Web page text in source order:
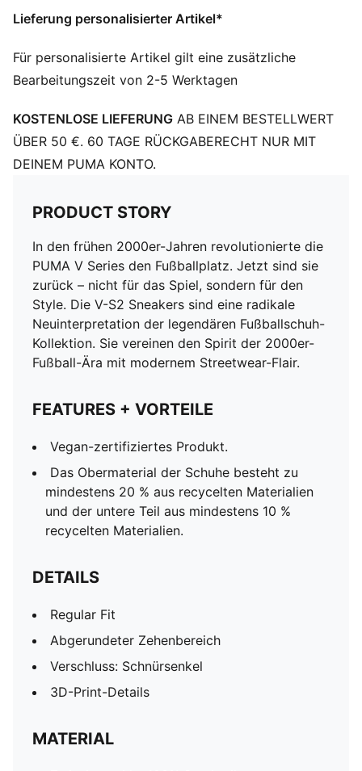
Lieferung personalisierter Artikel*
Für personalisierte Artikel gilt eine zusätzliche
Bearbeitungszeit von 2-5 Werktagen
KOSTENLOSE LIEFERUNG AB EINEM BESTELLWERT
ÜBER 50 €. 60 TAGE RÜCKGABERECHT NUR MIT
DEINEM PUMA KONTO.
PRODUCT STORY
In den frühen 2000er-Jahren revolutionierte die
PUMA V Series den Fußballplatz. Jetzt sind sie
zurück – nicht für das Spiel, sondern für den
Style. Die V-S2 Sneakers sind eine radikale
Neuinterpretation der legendären Fußballschuh-
Kollektion. Sie vereinen den Spirit der 2000er-
Fußball-Ära mit modernem Streetwear-Flair.
FEATURES + VORTEILE
Vegan-zertifiziertes Produkt.
Das Obermaterial der Schuhe besteht zu
mindestens 20 % aus recycelten Materialien
und der untere Teil aus mindestens 10 %
recycelten Materialien.
DETAILS
Regular Fit
Abgerundeter Zehenbereich
Verschluss: Schnürsenkel
3D-Print-Details
MATERIAL